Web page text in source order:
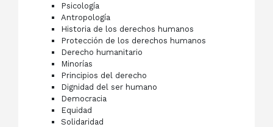
Psicología
Antropología
Historia de los derechos humanos
Protección de los derechos humanos
Derecho humanitario
Minorías
Principios del derecho
Dignidad del ser humano
Democracia
Equidad
Solidaridad